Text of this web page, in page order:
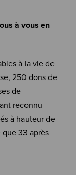
à vous en
à la vie de
250 dons de
de
reconnu
à hauteur de
que 33 après